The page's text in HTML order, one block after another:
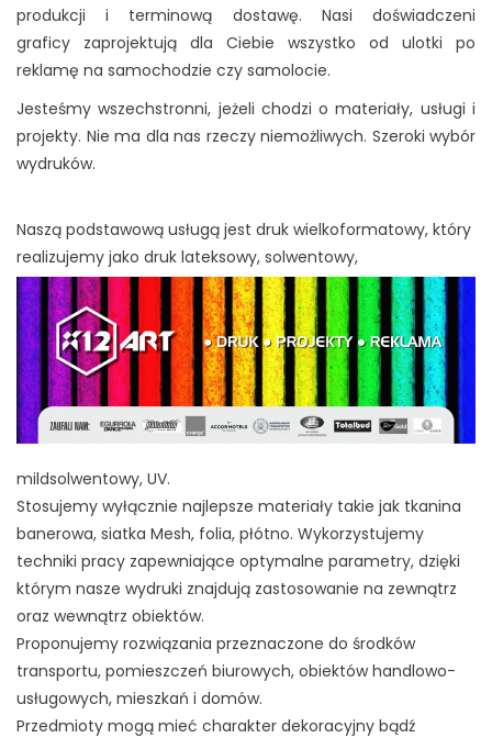
produkcji i terminową dostawę. Nasidoświadczeni
graficy zaprojektują dla Ciebie wszystko od ulotki po
reklamę na samochodzie czy samolocie.
Jesteśmy wszechstronni, jeżeli chodzi o materiały, usługi i
projekty. Nie ma dla nas rzeczy niemożliwych. Szeroki wybór
wydruków.
Naszą podstawową usługą jest druk wielkoformatowy, który
realizujemy jako druk lateksowy, solwentowy,
mildsolwentowy, UV.
Stosujemy wyłącznie najlepsze materiały takie jak tkanina
banerowa, siatka Mesh, folia, płótno. Wykorzystujemy
techniki pracy zapewniające optymalne parametry, dzięki
którym nasze wydruki znajdują zastosowanie na zewnątrz
oraz wewnątrz obiektów.
Proponujemy rozwiązania przeznaczone do środków
transportu, pomieszczeń biurowych, obiektów handlowo-
usługowych, mieszkań i domów.
Przedmioty mogą mieć charakter dekoracyjny bądź